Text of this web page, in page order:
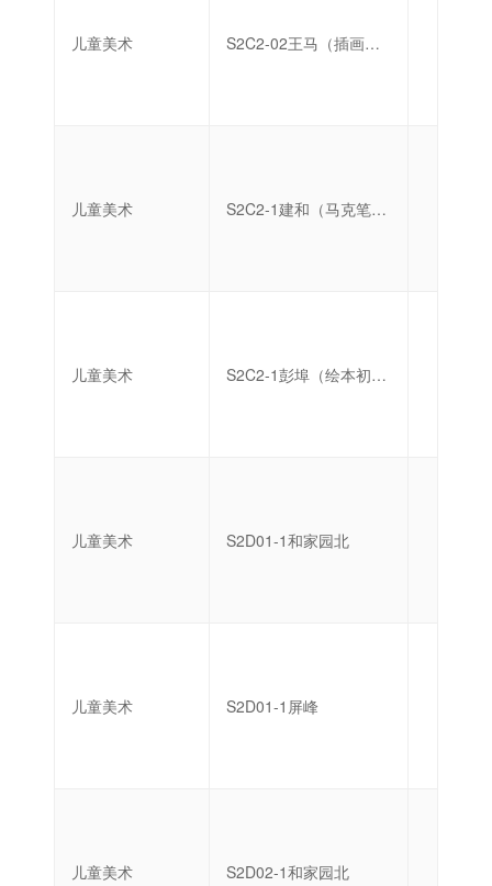
儿童美术 S2C2-02王马（插画与手账创作）
儿童美术 S2C2-1建和（马克笔创作）
儿童美术 S2C2-1彭埠（绘本初级创作）
儿童美术 S2D01-1和家园北
儿童美术 S2D01-1屏峰
儿童美术 S2D02-1和家园北